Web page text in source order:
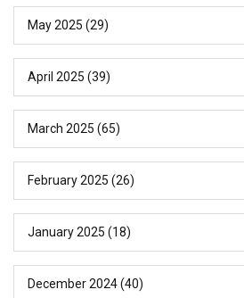
May 2025 (29)
April 2025 (39)
March 2025 (65)
February 2025 (26)
January 2025 (18)
December 2024(40)